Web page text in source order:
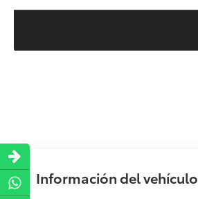
Información del vehículo